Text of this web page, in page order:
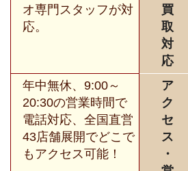
オ専門スタッフが対
応。
買
取
対
応
年中無休、9:00～
20:30の営業時間で
電話対応、全国直営
43店舗展開でどこで
もアクセス可能！
ア
ク
セ
ス
・